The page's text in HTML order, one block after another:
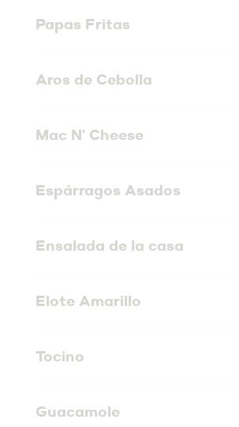
Papas Fritas
Aros de Cebolla
Mac N' Cheese
Espárragos Asados
Ensalada de la casa
Elote Amarillo
Tocino
Guacamole